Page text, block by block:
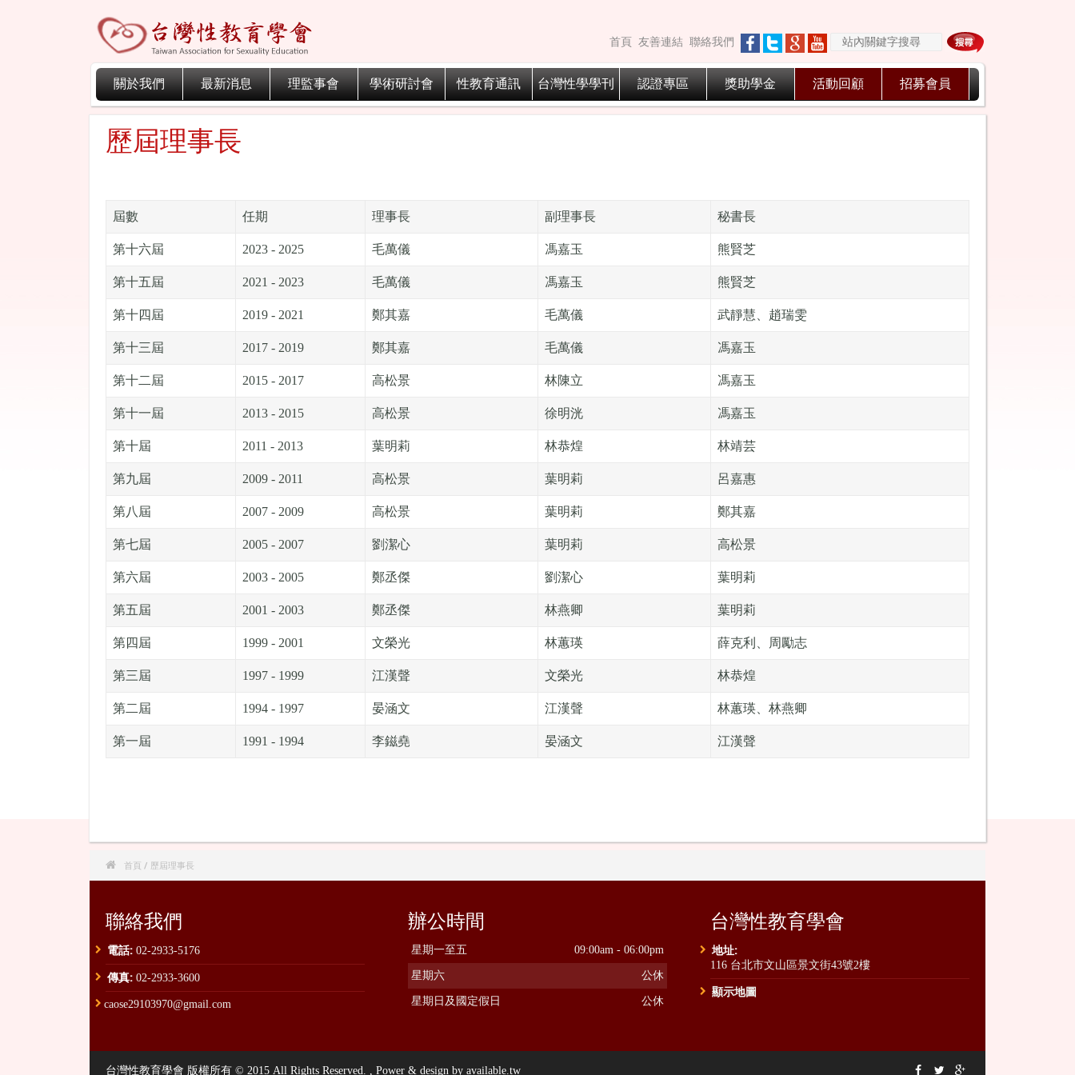
首頁 友善連結 聯絡我們
關於我們 最新消息 理監事會 學術研討會 性教育通訊 台灣性學學刊 認證專區 獎助學金 活動回顧 招募會員
歷屆理事長
屆數 任期 理事長 副理事長 秘書長
第十六屆 2023 - 2025 毛萬儀 馮嘉玉 熊賢芝
第十五屆 2021 - 2023 毛萬儀 馮嘉玉 熊賢芝
第十四屆 2019 - 2021 鄭其嘉 毛萬儀 武靜慧、趙瑞雯
第十三屆 2017 - 2019 鄭其嘉 毛萬儀 馮嘉玉
第十二屆 2015 - 2017 高松景 林陳立 馮嘉玉
第十一屆 2013 - 2015 高松景 徐明洸 馮嘉玉
第十屆 2011 - 2013 葉明莉 林恭煌 林靖芸
第九屆 2009 - 2011 高松景 葉明莉 呂嘉惠
第八屆 2007 - 2009 高松景 葉明莉 鄭其嘉
第七屆 2005 - 2007 劉潔心 葉明莉 高松景
第六屆 2003 - 2005 鄭丞傑 劉潔心 葉明莉
第五屆 2001 - 2003 鄭丞傑 林燕卿 葉明莉
第四屆 1999 - 2001 文榮光 林蕙瑛 薛克利、周勵志
第三屆 1997 - 1999 江漢聲 文榮光 林恭煌
第二屆 1994 - 1997 晏涵文 江漢聲 林蕙瑛、林燕卿
第一屆 1991 - 1994 李鎡堯 晏涵文 江漢聲
 首頁 / 歷屆理事長
聯絡我們
電話: 02-2933-5176
傳真: 02-2933-3600
caose29103970@gmail.com
辦公時間
星期一至五 09:00am - 06:00pm
星期六 公休
星期日及國定假日 公休
台灣性教育學會
地址:
116 台北市文山區景文街43號2樓
顯示地圖
台灣性教育學會 版權所有 © 2015 All Rights Reserved. , Power & design by available.tw   